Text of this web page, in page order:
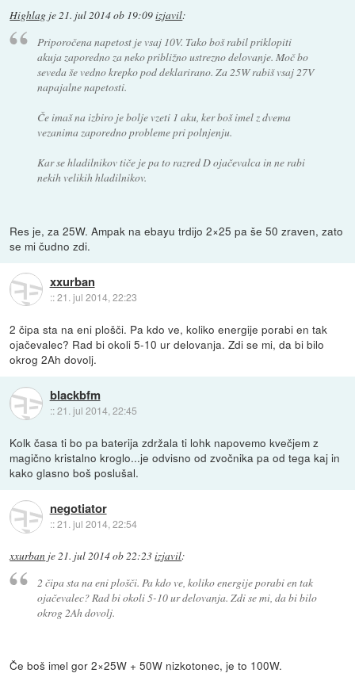
Highlag je21. jul 2014 ob 19:09izjavil:
Priporočena napetost je vsaj 10V. Tako boš rabil priklopiti
akuja zaporedno za neko približno ustrezno delovanje. Moč bo
seveda še vedno krepko pod deklarirano. Za 25W rabiš vsaj 27V
napajalne napetosti.
Če imaš na izbiro je bolje vzeti 1 aku, ker boš imel z dvema
vezanima zaporedno probleme pri polnjenju.
Kar se hladilnikov tiče je pa to razred D ojačevalca in ne rabi
nekih velikih hladilnikov.
Res je, za 25W. Ampak na ebayu trdijo 2×25 pa še 50 zraven, zato
se mi čudno zdi.
xxurban
::21. jul 2014, 22:23
2 čipa sta na eni plošči. Pa kdo ve, koliko energije porabi en tak
ojačevalec? Rad bi okoli 5-10 ur delovanja. Zdi se mi, da bi bilo
okrog 2Ah dovolj.
blackbfm
::21. jul 2014, 22:45
Kolk časa ti bo pa baterija zdržala ti lohk napovemo kvečjem z
magično kristalno kroglo...je odvisno od zvočnika pa od tega kaj in
kako glasno boš poslušal.
negotiator
::21. jul 2014, 22:54
xxurban je21. jul 2014 ob 22:23izjavil:
2 čipa sta na eni plošči. Pa kdo ve, koliko energije porabi en tak
ojačevalec? Rad bi okoli 5-10 ur delovanja. Zdi se mi, da bi bilo
okrog 2Ah dovolj.
Če boš imel gor 2×25W + 50W nizkotonec, je to 100W.